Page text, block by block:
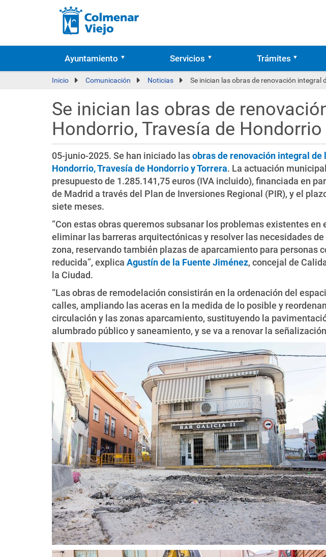
Ayuntamiento Servicios Trámites
Inicio Comunicación Noticias Se inician las obras de renovación integral
Se inician las obras de
Hondorrio, Travesía de Hondorrio
05-junio-2025. Se han iniciado lasobras de renovación integral de
Hondorrio, Travesía de Hondorrio y Torrera. La actuación
presupuesto de 1.285.141,75 euros (IVA incluido), financiada en
de Madrid a través del Plan de Inversiones Regional (PIR), y el
siete meses.
“Con estas obras queremos subsanar los problemas existentes en
eliminar las barreras arquitectónicas y resolver las necesidades
zona, reservando también plazas de aparcamiento para personas
reducida”, explica Agustín de la Fuente Jiménez, concejal de
la Ciudad.
“Las obras de remodelación consistirán en la ordenación del
calles, ampliando las aceras en la medida de lo posible y
circulación y las zonas aparcamiento, sustituyendo la
alumbrado público y saneamiento, y se va a renovar la